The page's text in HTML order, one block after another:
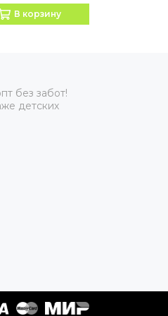
В корзину
без забот!
детских